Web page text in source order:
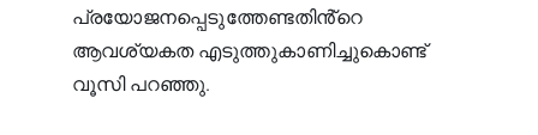
പ്രയോജനപ്പെടുത്തേണ്ടതിൻ്റെ
ആവശ്യകത എടുത്തുകാണിച്ചുകൊണ്ട്
വൂസി പറഞ്ഞു.